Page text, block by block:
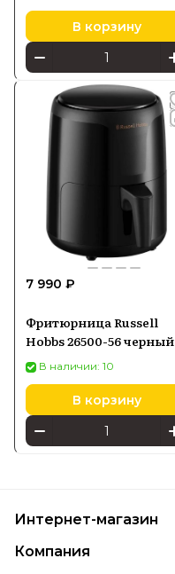
В корзину
7 990 ₽
Фритюрница Russell
Hobbs 26500-56 черный
В наличии: 10
В корзину
Интернет-магазин
Компания